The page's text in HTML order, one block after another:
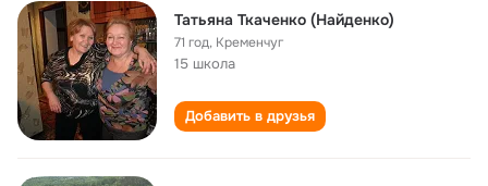
Татьяна Ткаченко (Найденко)
71 год, Кременчуг
15 школа
Добавить в друзья